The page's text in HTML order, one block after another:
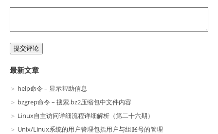
提交评论
最新文章
help命令 – 显示帮助信息
bzgrep命令 – 搜索.bz2压缩包中文件内容
Linux自主访问详细流程详细解析（第二十六期）
Unix/Linux系统的用户管理包括用户与组账号的管理